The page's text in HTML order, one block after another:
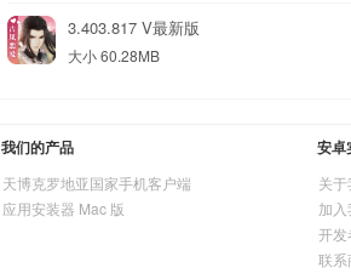
3.403.817 V最新版
大小 60.28MB
我们的产品
天博克罗地亚国家手机客户端
应用安装器 Mac 版
安卓
关于
加入
开发
联系